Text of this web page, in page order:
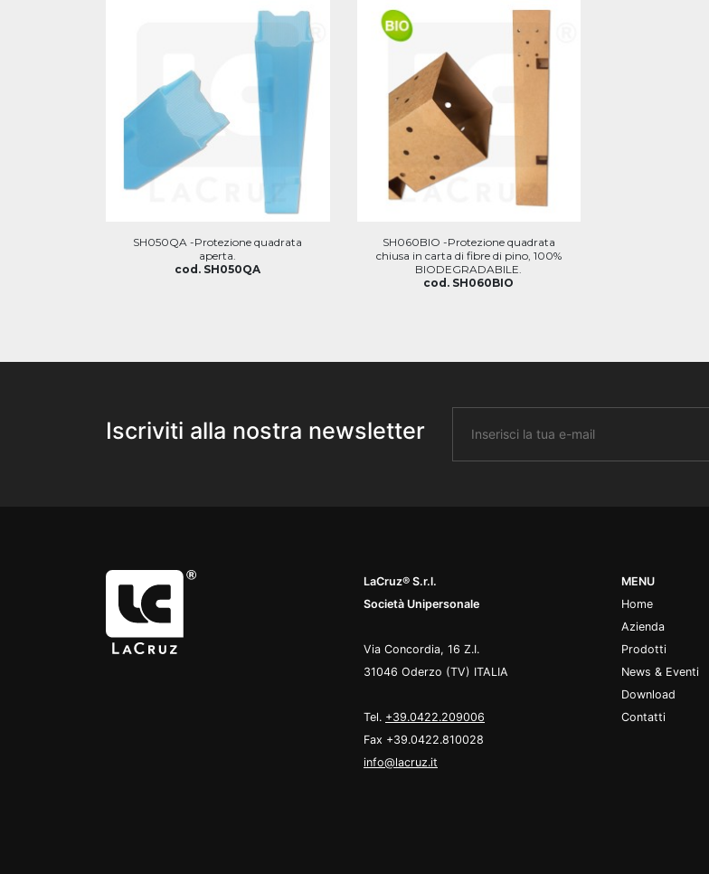
SH050QA -Protezione quadrata
aperta.
cod. SH050QA
SH060BIO -Protezione quadrata
chiusa in carta di fibre di pino, 100%
BIODEGRADABILE.
cod. SH060BIO
Iscriviti alla nostra newsletter
LaCruz® S.r.l.
Società Unipersonale
Via Concordia, 16 Z.I.
31046 Oderzo (TV) ITALIA
Tel. +39.0422.209006
Fax +39.0422.810028
info@lacruz.it
MENU
Home
Azienda
Prodotti
News & Eventi
Download
Contatti